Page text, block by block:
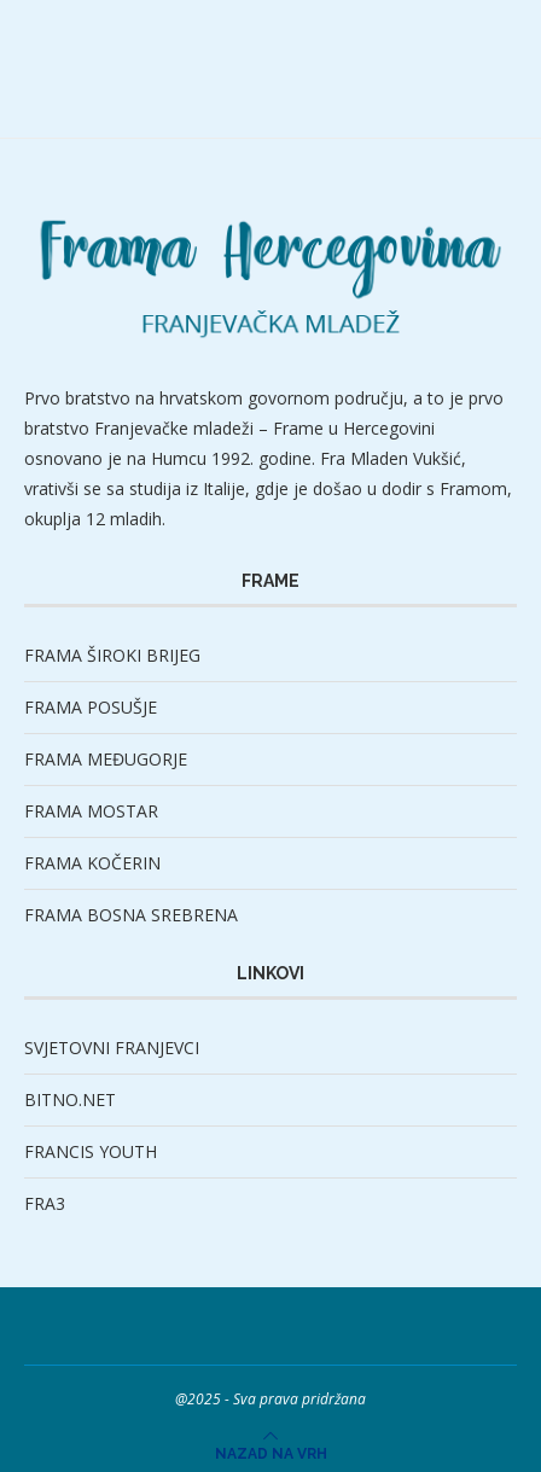
Prvo bratstvo na hrvatskom govornom području, a to je prvo
bratstvo Franjevačke mladeži – Frame u Hercegovini
osnovano je na Humcu 1992. godine. Fra Mladen Vukšić,
vrativši se sa studija iz Italije, gdje je došao u dodir s Framom,
okuplja 12 mladih.
FRAME
FRAMA ŠIROKI BRIJEG
FRAMA POSUŠJE
FRAMA MEĐUGORJE
FRAMA MOSTAR
FRAMA KOČERIN
FRAMA BOSNA SREBRENA
LINKOVI
SVJETOVNI FRANJEVCI
BITNO.NET
FRANCIS YOUTH
FRA3
@2025 - Sva prava pridržana
NAZAD NA VRH